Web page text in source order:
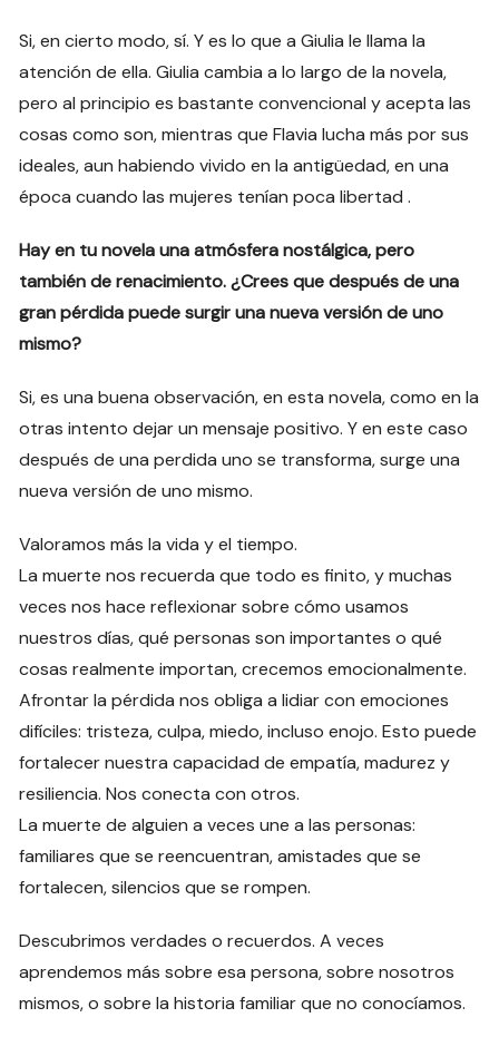
Si, en cierto modo, sí. Y es lo que a Giulia le llama la
atención de ella. Giulia cambia a lo largo de la novela,
pero al principio es bastante convencional y acepta las
cosas como son, mientras que Flavia lucha más por sus
ideales, aun habiendo vivido en la antigüedad, en una
época cuando las mujeres tenían poca libertad .
Hay en tu novela una atmósfera nostálgica, pero
también de renacimiento. ¿Crees que después de una
gran pérdida puede surgir una nueva versión de uno
mismo?
Si, es una buena observación, en esta novela, como en la
otras intento dejar un mensaje positivo. Y en este caso
después de una perdida uno se transforma, surge una
nueva versión de uno mismo.
Valoramos más la vida y el tiempo.
La muerte nos recuerda que todo es finito, y muchas
veces nos hace reflexionar sobre cómo usamos
nuestros días, qué personas son importantes o qué
cosas realmente importan, crecemos emocionalmente.
Afrontar la pérdida nos obliga a lidiar con emociones
difíciles: tristeza, culpa, miedo, incluso enojo. Esto puede
fortalecer nuestra capacidad de empatía, madurez y
resiliencia. Nos conecta con otros.
La muerte de alguien a veces une a las personas:
familiares que se reencuentran, amistades que se
fortalecen, silencios que se rompen.
Descubrimos verdades o recuerdos. A veces
aprendemos más sobre esa persona, sobre nosotros
mismos, o sobre la historia familiar que no conocíamos.